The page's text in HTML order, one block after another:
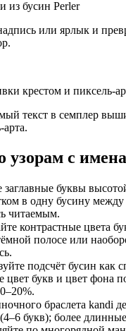
из бусин Perler
или ярлык и
крестом и пиксель-
текст в семплер
арта.
узорам с
заглавные буквы
в одну бусину
читаемым.
контрастные цвета
полосе или
подсчёт бусин как
цвет букв и цвет фона
браслета kandi
букв); более